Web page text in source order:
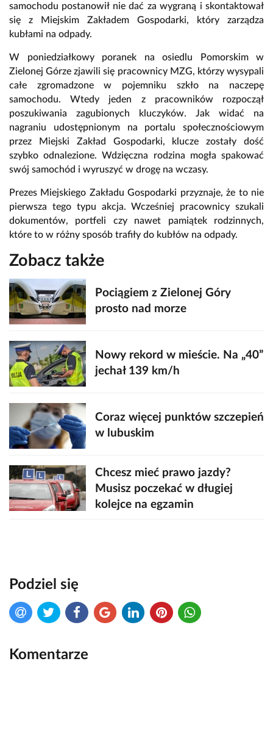
samochodu postanowił nie dać za wygraną i skontaktował
się z Miejskim Zakładem Gospodarki, który zarządza
kubłami na odpady.
W poniedziałkowy poranek na osiedlu Pomorskim w
Zielonej Górze zjawili się pracownicy MZG, którzy wysypali
całe zgromadzone w pojemniku szkło na naczepę
samochodu. Wtedy jeden z pracowników rozpoczął
poszukiwania zagubionych kluczyków. Jak widać na
nagraniu udostępnionym na portalu społecznościowym
przez Miejski Zakład Gospodarki, klucze zostały dość
szybko odnalezione. Wdzięczna rodzina mogła spakować
swój samochód i wyruszyć w drogę na wczasy.
Prezes Miejskiego Zakładu Gospodarki przyznaje, że to nie
pierwsza tego typu akcja. Wcześniej pracownicy szukali
dokumentów, portfeli czy nawet pamiątek rodzinnych,
które to w różny sposób trafiły do kubłów na odpady.
Zobacz także
Pociągiem z Zielonej Góry
prosto nad morze
Nowy rekord w mieście. Na „40”
jechał 139 km/h
Coraz więcej punktów szczepień
w lubuskim
Chcesz mieć prawo jazdy?
Musisz poczekać w długiej
kolejce na egzamin
Podziel się
Komentarze